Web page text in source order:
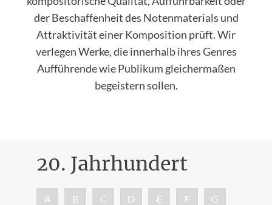
der Beschaffenheit des Notenmaterials und
Attraktivität einer Komposition prüft. Wir
verlegen Werke, die innerhalb ihres Genres
Aufführende wie Publikum gleichermaßen
begeistern sollen.
20. Jahrhundert
A B C D E F G